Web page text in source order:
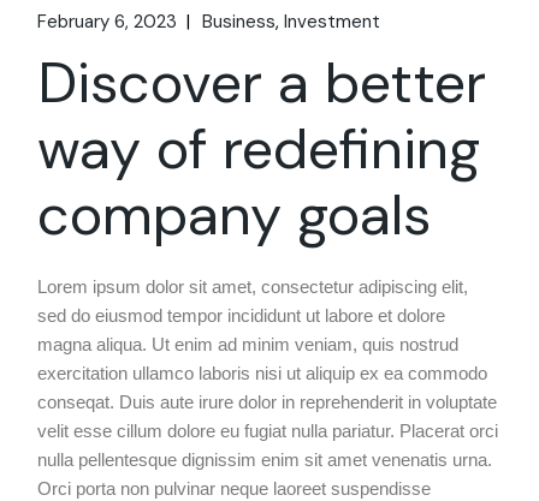
February 6, 2023 Business Investment
Discover a better
way of redefining
company goals
Lorem ipsum dolor sit amet, consectetur adipiscing elit,
sed do eiusmod tempor incididunt ut labore et dolore
magna aliqua. Ut enim ad minim veniam, quis nostrud
exercitation ullamco laboris nisi ut aliquip ex ea commodo
conseqat. Duis aute irure dolor in reprehenderit in voluptate
velit esse cillum dolore eu fugiat nulla pariatur. Placerat orci
nulla pellentesque dignissim enim sit amet venenatis urna.
Orci porta non pulvinar neque laoreet suspendisse